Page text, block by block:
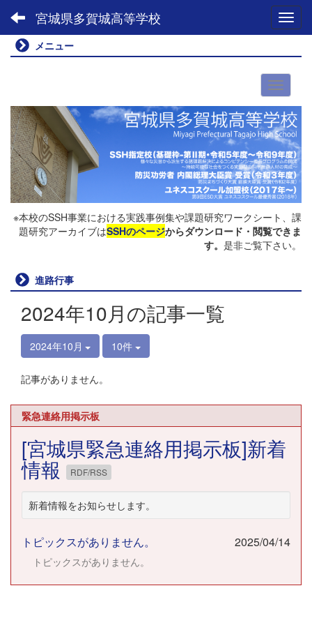
宮城県多賀城高等学校
メニュー
※本校のSSH事業における実践事例集や課題研究ワークシート、課
題研究アーカイブはSSHのページからダウンロード・閲覧できま
す。 是非ご覧下さい。
進路行事
2024年10月の記事一覧
2024年10月 10件
記事がありません。
緊急連絡用掲示板
[宮城県緊急連絡用掲示板]新着
情報 RDF/RSS
新着情報をお知らせします。
トピックスがありません。 2025/04/14
トピックスがありません。